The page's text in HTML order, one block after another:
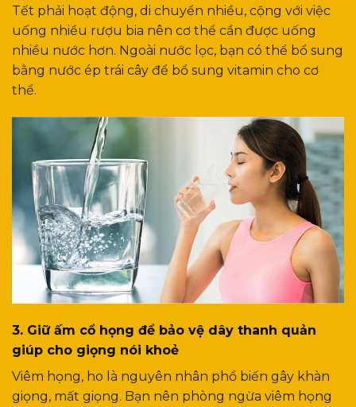
Tết phải hoạt động, di chuyển nhiều, cộng với việc
uống nhiều rượu bia nên cơ thể cần được uống
nhiều nước hơn. Ngoài nước lọc, bạn có thể bổ sung
bằng nước ép trái cây để bổ sung vitamin cho cơ
thể.
3. Giữ ấm cổ họng để bảo vệ dây thanh quản
giúp cho giọng nói khoẻ
Viêm họng, ho là nguyên nhân phổ biến gây khàn
giọng, mất giọng. Bạn nên phòng ngừa viêm họng